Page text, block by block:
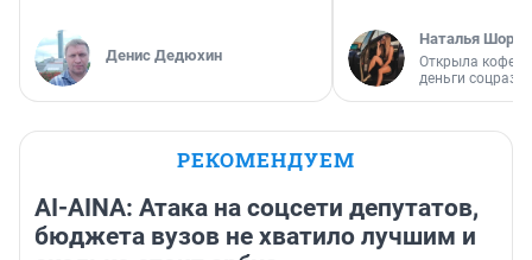
Денис Дедюхин
Наталья
Открыла
деньги
РЕКОМЕНДУЕМ
AI-AINA: Атака на соцсети депутатов,
бюджета вузов не хватило лучшим и